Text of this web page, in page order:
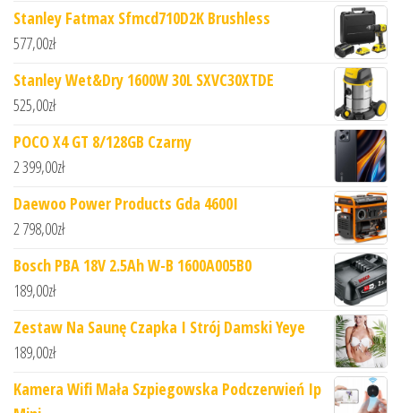
Stanley Fatmax Sfmcd710D2K Brushless
577,00zł
Stanley Wet&Dry 1600W 30L SXVC30XTDE
525,00zł
POCO X4 GT 8/128GB Czarny
2 399,00zł
Daewoo Power Products Gda 4600I
2 798,00zł
Bosch PBA 18V 2.5Ah W-B 1600A005B0
189,00zł
Zestaw Na Saunę Czapka I Strój Damski Yeye
189,00zł
Kamera Wifi Mała Szpiegowska Podczerwień Ip